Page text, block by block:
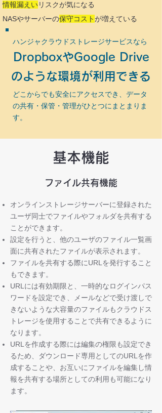
情報漏えいリスクが気になる
NASやサーバーの保守コストが増えている
ハンジャクラウドストレージサービスなら
DropboxやGoogle Drive
のような環境が利用できる
どこからでも安全にアクセスでき、データ
の共有・保管・管理がひとつにまとまりま
す。
基本機能
ファイル共有機能
オンラインストレージサーバーに登録された
ユーザ同士でファイルやフォルダを共有する
ことができます。
設定を行うと、他のユーザのファイル一覧画
面に共有されたファイルが表示されます。
ファイルを共有する際にURLを発行すること
もできます。
URLには有効期限と、一時的なログインパス
ワードを設定でき、メールなどで受け渡しで
きないような大容量のファイルもクラウドス
トレージを使用することで共有できるように
なります。
URLを作成する際には編集の権限も設定でき
るため、ダウンロード専用としてのURLを作
成することや、お互いにファイルを編集し情
報を共有する場所としての利用も可能になり
ます。